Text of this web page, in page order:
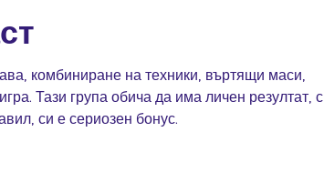
комбиниране на техники, въртящи маси
Тази група обича да има личен резултат, с
си е сериозен бонус.